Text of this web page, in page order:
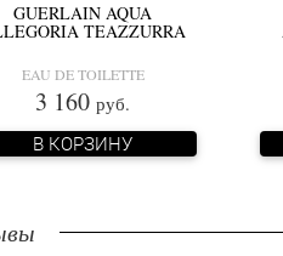
GUERLAIN AQUA
TEAZZURRA
EAU DE TOILETTE
3 160 руб.
В КОРЗИНУ